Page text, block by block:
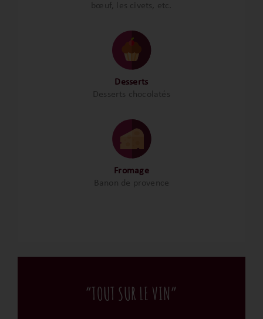
bœuf, les civets, etc.
Desserts
Desserts chocolatés
Fromage
Banon de provence
“TOUT SUR LE VIN”